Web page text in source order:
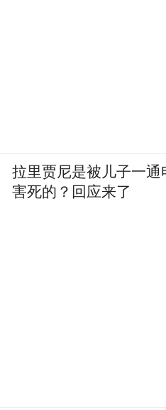
拉里贾尼是被儿子一通
害死的？回应来了